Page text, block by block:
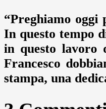
“Preghiamo oggi
In questo tempo
in questo lavoro
Francesco
stampa, una